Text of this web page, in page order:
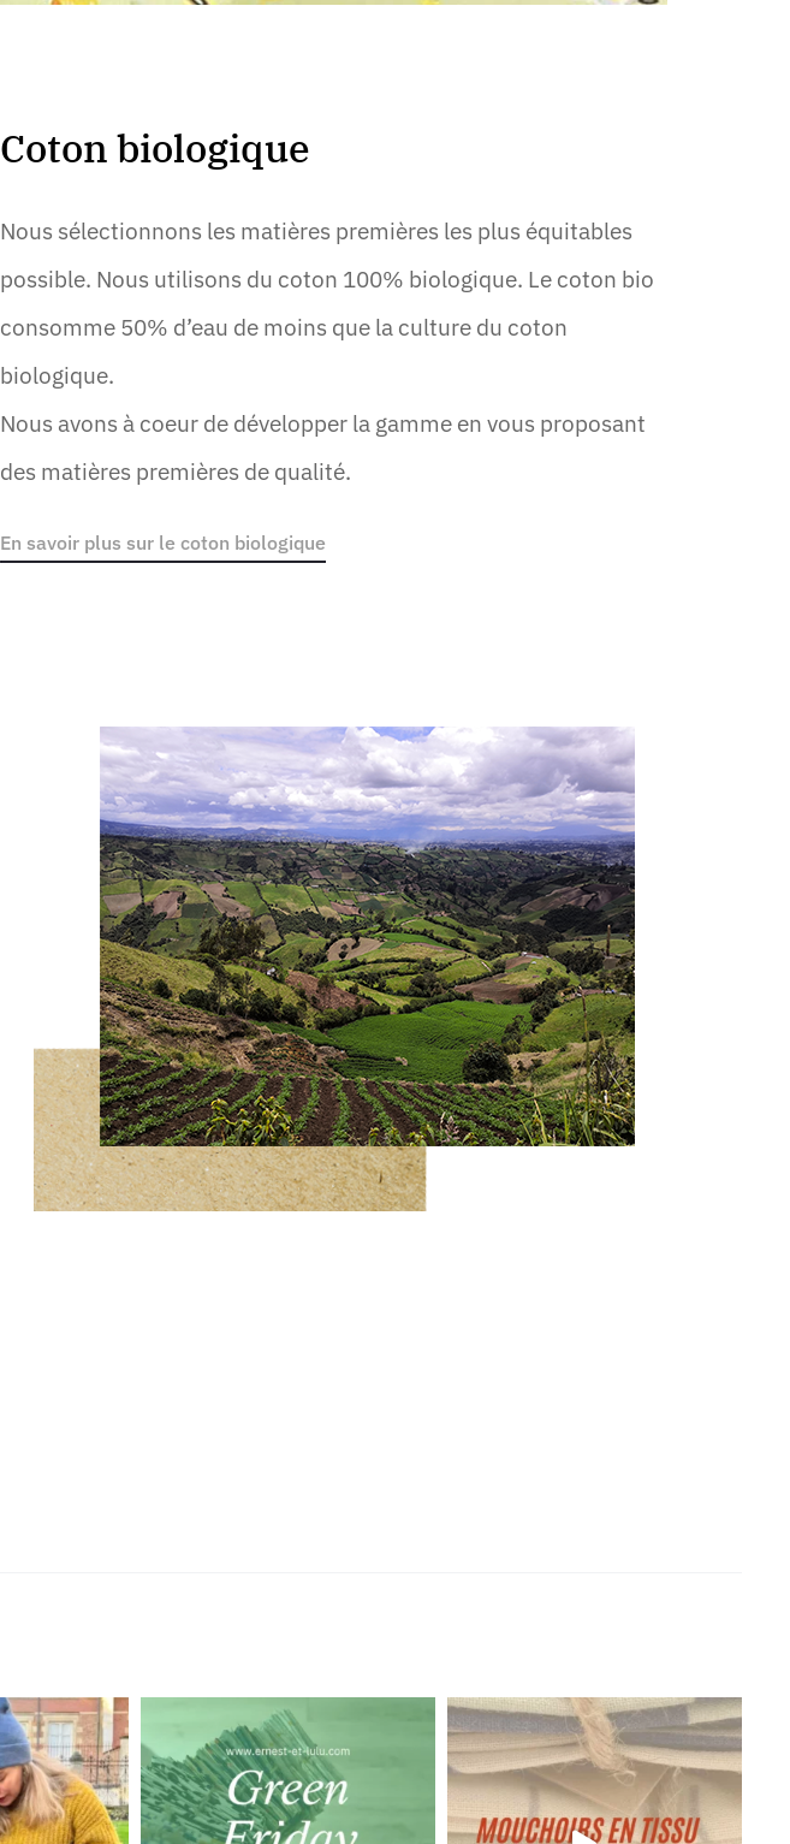
Coton biologique
Nous sélectionnons les matières premières les plus équitables
possible. Nous utilisons du coton 100% biologique. Le coton bio
consomme 50% d’eau de moins que la culture du coton
biologique.
Nous avons à coeur de développer la gamme en vous proposant
des matières premières de qualité.
En savoir plus sur le coton biologique